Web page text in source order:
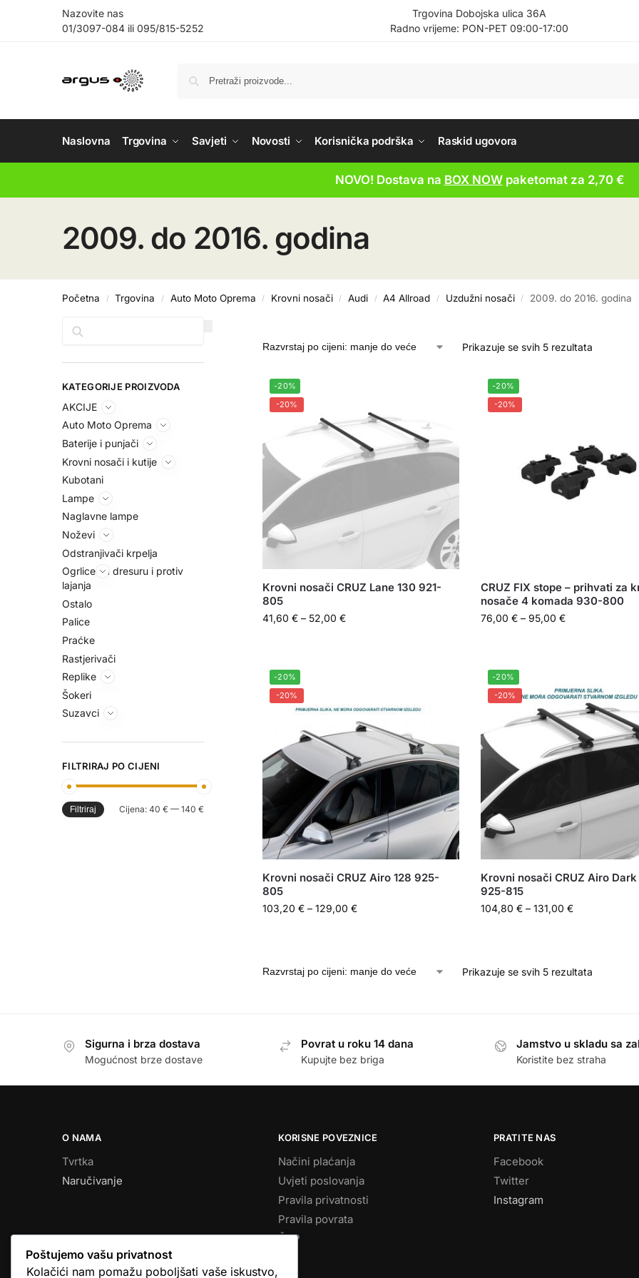
Nazovite nas
01/3097-084 ili 095/815-5252
Trgovina Dobojska ulica 36A
Radno vrijeme: PON-PET 09:00-17:00
Naslovna Trgovina Savjeti Novosti Korisnička podrška Raskid ugovora
NOVO! Dostava na BOX NOWpaketomat za 2,70 €
2009. do 2016. godina
Početna / Trgovina / Auto Moto Oprema / Krovni nosači / Audi / A4 Allroad / Uzdužni nosači / 2009. do 2016. godina
Prikazuje se svih 5 rezultata
-20%
-20%
Krovni nosači CRUZ Lane 130 921-
805
41,60 € – 52,00 €
-20%
-20%
CRUZ FIX stope – prihvati za
nosače 4 komada 930-800
76,00 € – 95,00 €
-20%
-20%
Krovni nosači CRUZ Airo 128 925-
805
103,20 € – 129,00 €
-20%
-20%
Krovni nosači CRUZ Airo Dark
925-815
104,80 € – 131,00 €
Prikazuje se svih 5 rezultata
KATEGORIJE PROIZVODA
AKCIJE
Auto Moto Oprema
Baterije i punjači
Krovni nosači i kutije
Kubotani
Lampe
Naglavne lampe
Noževi
Odstranjivači krpelja
Ogrlice za dresuru i protiv
lajanja
Ostalo
Palice
Praćke
Rastjerivači
Replike
Šokeri
Suzavci
FILTRIRAJ PO CIJENI
Filtriraj Cijena: 40 € — 140 €
Sigurna i brza dostava
Mogućnost brze dostave
Povrat u roku 14 dana
Kupujte bez briga
Jamstvo u skladu sa
Koristite bez straha
O NAMA
Tvrtka
Naručivanje
KORISNE POVEZNICE
Načini plaćanja
Uvjeti poslovanja
Pravila privatnosti
Pravila povrata
ČPP
PRATITE NAS
Facebook
Twitter
Instagram
Poštujemo vašu privatnost
Kolačići nam pomažu poboljšati vaše iskustvo,